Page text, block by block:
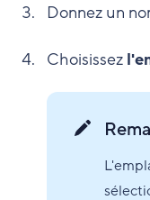
Donnez un
Choisissez